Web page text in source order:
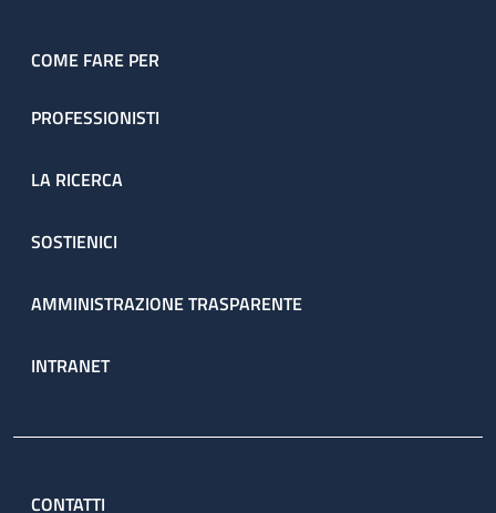
COME FARE PER
PROFESSIONISTI
LA RICERCA
SOSTIENICI
AMMINISTRAZIONE TRASPARENTE
INTRANET
CONTATTI